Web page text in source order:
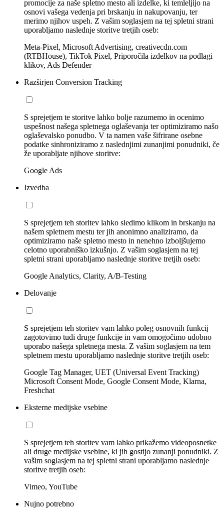
promocije za naše spletno mesto ali izdelke, ki temleljijo na
osnovi vašega vedenja pri brskanju in nakupovanju, ter
merimo njihov uspeh. Z vašim soglasjem na tej spletni strani
uporabljamo naslednje storitve tretjih oseb:
Meta-Pixel, Microsoft Advertising, creativecdn.com
(RTBHouse), TikTok Pixel, Priporočila izdelkov na podlagi
klikov, Ads Defender
Razširjen Conversion Tracking
S sprejetjem te storitve lahko bolje razumemo in ocenimo
uspešnost našega spletnega oglaševanja ter optimiziramo našo
oglaševalsko ponudbo. V ta namen vaše šifrirane osebne
podatke sinhroniziramo z naslednjimi zunanjimi ponudniki, če
že uporabljate njihove storitve:
Google Ads
Izvedba
S sprejetjem teh storitev lahko sledimo klikom in brskanju na
našem spletnem mestu ter jih anonimno analiziramo, da
optimiziramo naše spletno mesto in nenehno izboljšujemo
celotno uporabniško izkušnjo. Z vašim soglasjem na tej
spletni strani uporabljamo naslednje storitve tretjih oseb:
Google Analytics, Clarity, A/B-Testing
Delovanje
S sprejetjem teh storitev vam lahko poleg osnovnih funkcij
zagotovimo tudi druge funkcije in vam omogočimo udobno
uporabo našega spletnega mesta. Z vašim soglasjem na tem
spletnem mestu uporabljamo naslednje storitve tretjih oseb:
Google Tag Manager, UET (Universal Event Tracking)
Microsoft Consent Mode, Google Consent Mode, Klarna,
Freshchat
Eksterne medijske vsebine
S sprejetjem teh storitev vam lahko prikažemo videoposnetke
ali druge medijske vsebine, ki jih gostijo zunanji ponudniki. Z
vašim soglasjem na tej spletni strani uporabljamo naslednje
storitve tretjih oseb:
Vimeo, YouTube
Nujno potrebno